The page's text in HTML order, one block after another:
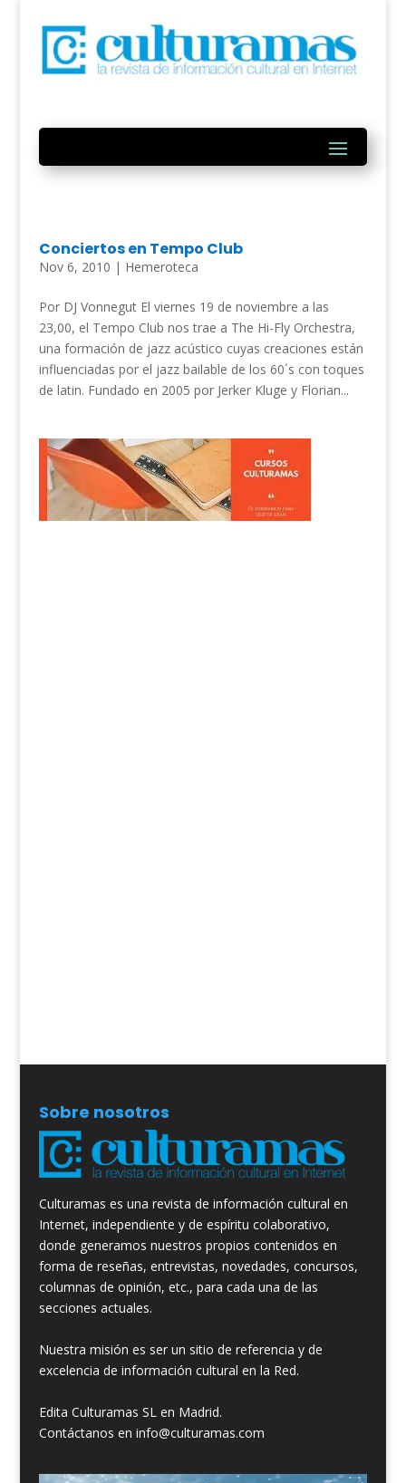
Conciertos en Tempo Club
Nov 6, 2010 | Hemeroteca
Por DJ Vonnegut El viernes 19 de noviembre a las
23,00, el Tempo Club nos trae a The Hi-Fly Orchestra,
una formación de jazz acústico cuyas creaciones están
influenciadas por el jazz bailable de los 60´s con toques
de latin. Fundado en 2005 por Jerker Kluge y Florian...
Sobre nosotros
Culturamas es una revista de información cultural en
Internet, independiente y de espíritu colaborativo,
donde generamos nuestros propios contenidos en
forma de reseñas, entrevistas, novedades, concursos,
columnas de opinión, etc., para cada una de las
secciones actuales.
Nuestra misión es ser un sitio de referencia y de
excelencia de información cultural en la Red.
Edita Culturamas SL en Madrid.
Contáctanos en info@culturamas.com